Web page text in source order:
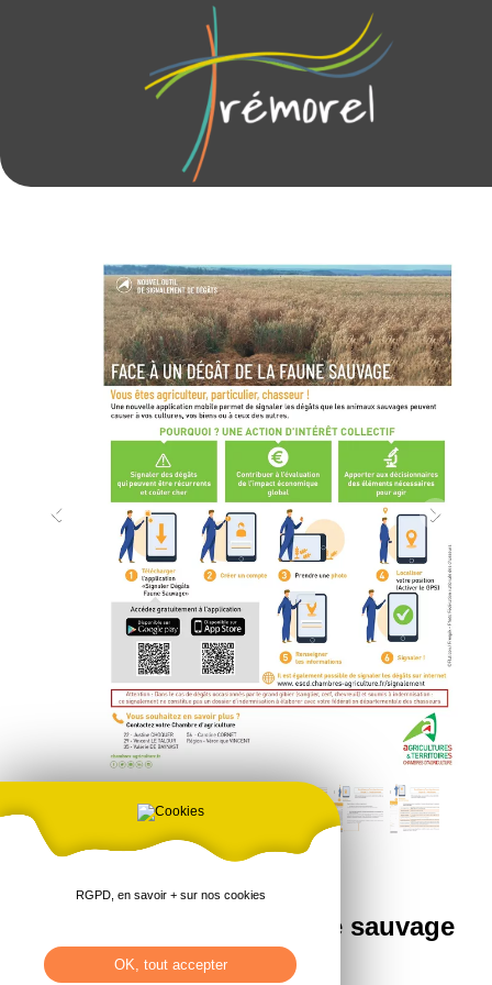
Signalement dégât faune sauvage
RGPD, en savoir + sur nos cookies
OK, tout accepter